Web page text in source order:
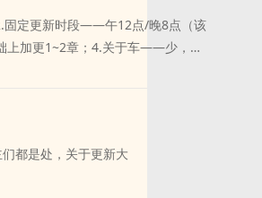
子，一件是她亲手撕碎
，在人间最荒芜的角落
发绳，用袖口狠狠擦男
笑的于斐，蒋明筝一字
妹？”?不过，既然标
3.不欢迎教我写文，
的比例5.复更全文免
间段，无更新就是在
产物，不要催更也不
女角色就行，包括滕
的400个收藏朋友长达
固定更新时段——午12点/晚8点（该
上加更1~2章；4.关于车——少，不
商角徵羽的徵）（非常疯也非常会
（略疯但很会演）古代人都是处，
女崔真强制&虐男崔;指腹CP：病
疯狂求娶男主
都是处，关于更新大